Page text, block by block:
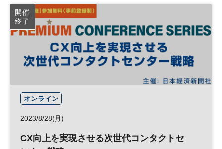
日経オンラインセミナー
開催
終了
オンライン
2023/8/28(月)
CX向上を実現させる次世代コンタクトセ